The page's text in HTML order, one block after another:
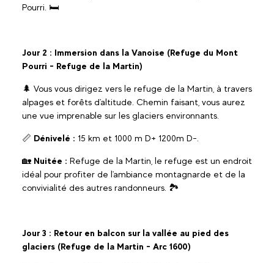
Pourri. 🛏️
Jour 2 : Immersion dans la Vanoise (Refuge du Mont
Pourri - Refuge de la Martin)
🌲 Vous vous dirigez vers le refuge de la Martin, à travers
alpages et forêts d'altitude. Chemin faisant, vous aurez
une vue imprenable sur les glaciers environnants.
📏 Dénivelé : 15 km et 1000 m D+ 1200m D-.
🏡 Nuitée : Refuge de la Martin, le refuge est un endroit
idéal pour profiter de l'ambiance montagnarde et de la
convivialité des autres randonneurs. 🏞️
Jour 3 : Retour en balcon sur la vallée au pied des
glaciers (Refuge de la Martin - Arc 1600)